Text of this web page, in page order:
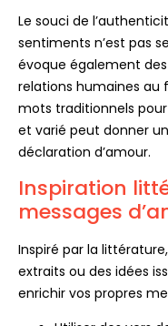
Le souci de
sentiments n’est pas
évoque également
relations humaines au
mots traditionnels
et varié peut donner
déclaration d’amour.
Inspiration
messages
Inspiré par la
extraits ou des idées
enrichir vos propres